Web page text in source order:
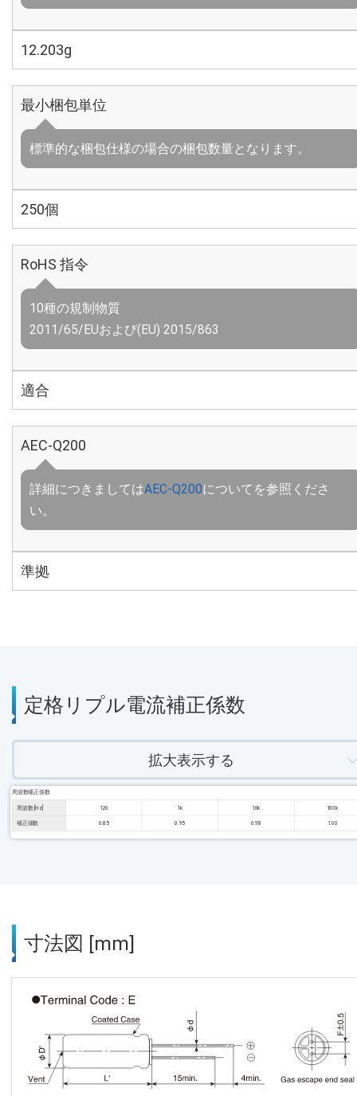
12.203g
最小梱包単位
標準的な梱包仕様の場合の梱包数量となります。
250個
RoHS 指令
10種の規制物質
2011/65/EUおよび(EU) 2015/863
適合
AEC-Q200
詳細につきましてはAEC-Q200についてを参照くださ
い。
準拠
定格リプル電流補正係数
拡大表示する
周波数補正係数
周波数 [Hz] 120 1k 10k 100k
補正係数 0.85 0.95 0.98 1.00
寸法図 [mm]